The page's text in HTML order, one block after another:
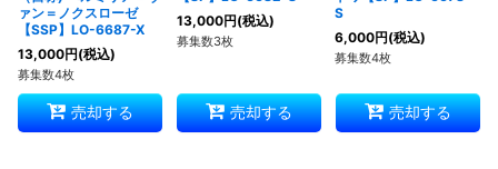
ァン＝ノクスローゼ
【SSP】LO-6687-X
13,000円(税込)
募集数4枚
売却する
13,000円(税込)
募集数3枚
売却する
S
6,000円(税込)
募集数4枚
売却する